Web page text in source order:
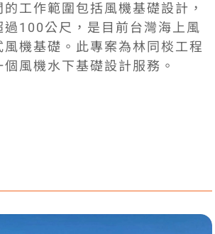
工作範圍包括風機基礎設計，
過100公尺，是目前台灣海上風
風機基礎。此專案為林同棪工程
風機水下基礎設計服務。